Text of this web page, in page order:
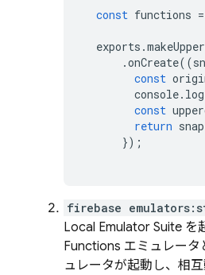
const functions =
exports .
.onCreate((
const
console. log
const
return snap
});
firebase
Local Emulator Suite を
Functions エミュレータ
ュレータが起動し、相